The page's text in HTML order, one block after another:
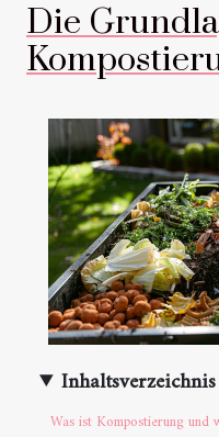
Die
Inhaltsverzeichnis
Was ist Kompostierung und